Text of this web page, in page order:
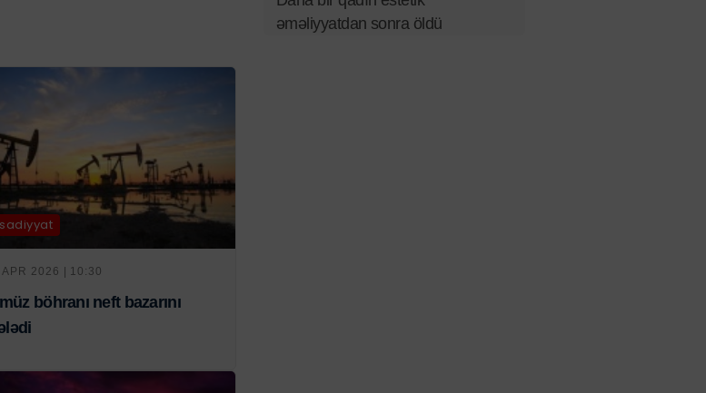
APR 2026 | 10:30
böhranı neft bazarını
əməliyyatdan sonra öldü